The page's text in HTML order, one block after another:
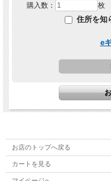
購入数： 枚
住所を知
e
お店のトップへ戻る
カートを見る